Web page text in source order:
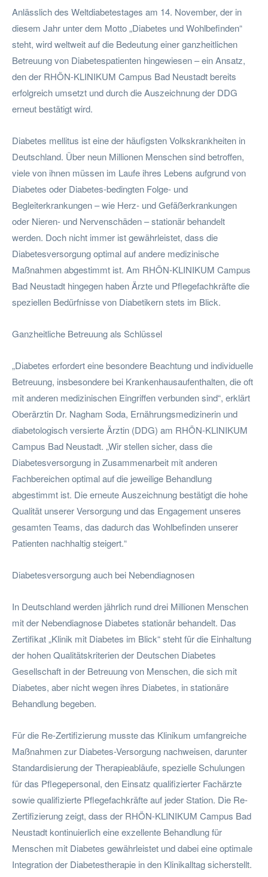
Anlässlich des Weltdiabetestages am 14. November, der in
diesem Jahr unter dem Motto „Diabetes und Wohlbefinden“
steht, wird weltweit auf die Bedeutung einer ganzheitlichen
Betreuung von Diabetespatienten hingewiesen – ein Ansatz,
den der RHÖN-KLINIKUM Campus Bad Neustadt bereits
erfolgreich umsetzt und durch die Auszeichnung der DDG
erneut bestätigt wird.
Diabetes mellitus ist eine der häufigsten Volkskrankheiten in
Deutschland. Über neun Millionen Menschen sind betroffen,
viele von ihnen müssen im Laufe ihres Lebens aufgrund von
Diabetes oder Diabetes-bedingten Folge- und
Begleiterkrankungen – wie Herz- und Gefäßerkrankungen
oder Nieren- und Nervenschäden – stationär behandelt
werden. Doch nicht immer ist gewährleistet, dass die
Diabetesversorgung optimal auf andere medizinische
Maßnahmen abgestimmt ist. Am RHÖN-KLINIKUM Campus
Bad Neustadt hingegen haben Ärzte und Pflegefachkräfte die
speziellen Bedürfnisse von Diabetikern stets im Blick.
Ganzheitliche Betreuung als Schlüssel
„Diabetes erfordert eine besondere Beachtung und individuelle
Betreuung, insbesondere bei Krankenhausaufenthalten, die oft
mit anderen medizinischen Eingriffen verbunden sind“, erklärt
Oberärztin Dr. Nagham Soda, Ernährungsmedizinerin und
diabetologisch versierte Ärztin (DDG) am RHÖN-KLINIKUM
Campus Bad Neustadt. „Wir stellen sicher, dass die
Diabetesversorgung in Zusammenarbeit mit anderen
Fachbereichen optimal auf die jeweilige Behandlung
abgestimmt ist. Die erneute Auszeichnung bestätigt die hohe
Qualität unserer Versorgung und das Engagement unseres
gesamten Teams, das dadurch das Wohlbefinden unserer
Patienten nachhaltig steigert.“
Diabetesversorgung auch bei Nebendiagnosen
In Deutschland werden jährlich rund drei Millionen Menschen
mit der Nebendiagnose Diabetes stationär behandelt. Das
Zertifikat „Klinik mit Diabetes im Blick“ steht für die Einhaltung
der hohen Qualitätskriterien der Deutschen Diabetes
Gesellschaft in der Betreuung von Menschen, die sich mit
Diabetes, aber nicht wegen ihres Diabetes, in stationäre
Behandlung begeben.
Für die Re-Zertifizierung musste das Klinikum umfangreiche
Maßnahmen zur Diabetes-Versorgung nachweisen, darunter
Standardisierung der Therapieabläufe, spezielle Schulungen
für das Pflegepersonal, den Einsatz qualifizierter Fachärzte
sowie qualifizierte Pflegefachkräfte auf jeder Station. Die Re-
Zertifizierung zeigt, dass der RHÖN-KLINIKUM Campus Bad
Neustadt kontinuierlich eine exzellente Behandlung für
Menschen mit Diabetes gewährleistet und dabei eine optimale
Integration der Diabetestherapie in den Klinikalltag sicherstellt.